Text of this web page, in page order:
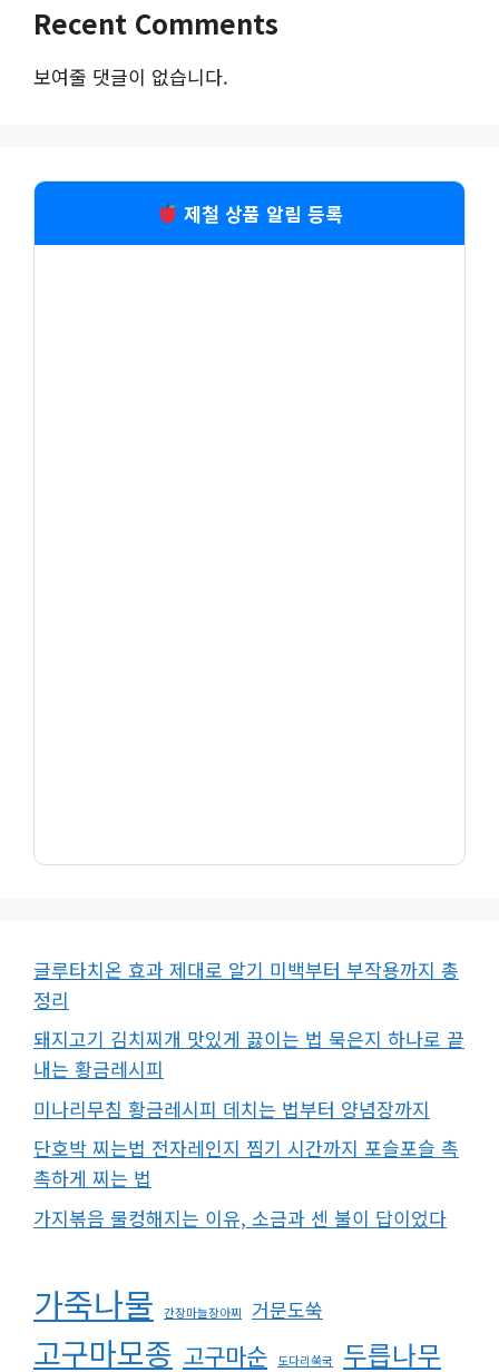
Recent Comments
보여줄 댓글이 없습니다.
제철 상품 알림 등록
글루타치온 효과 제대로 알기 미백부터 부작용까지 총
정리
돼지고기 김치찌개 맛있게 끓이는 법 묵은지 하나로 끝
내는 황금레시피
미나리무침 황금레시피 데치는 법부터 양념장까지
단호박 찌는법 전자레인지 찜기 시간까지 포슬포슬 촉
촉하게 찌는 법
가지볶음 물컹해지는 이유, 소금과 센 불이 답이었다
가죽나물 간장마늘장아찌 거문도쑥
고구마모종 고구마순 도다리쑥국 두릅나무